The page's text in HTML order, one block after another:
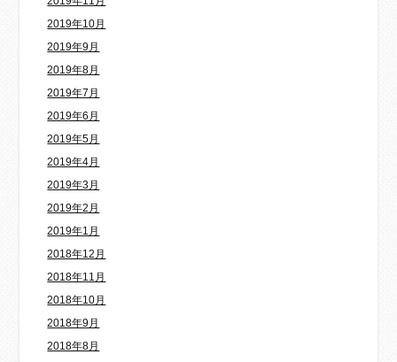
2019年10月
2019年9月
2019年8月
2019年7月
2019年6月
2019年5月
2019年4月
2019年3月
2019年2月
2019年1月
2018年12月
2018年11月
2018年10月
2018年9月
2018年8月